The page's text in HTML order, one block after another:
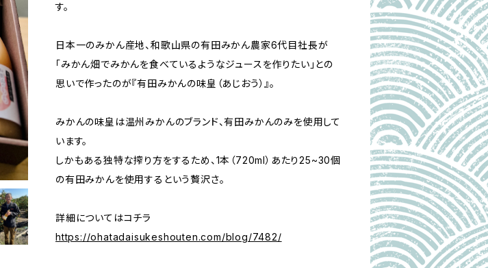
す。
日本一のみかん産地、和歌山県の有田みかん農家6代目社長が
「みかん畑でみかんを食べているようなジュースを作りたい」との
思いで作ったのが『有田みかんの味皇（あじおう）』。
みかんの味皇は温州みかんのブランド、有田みかんのみを使用して
います。
しかもある独特な搾り方をするため、1本（720ml）あたり25~30個
の有田みかんを使用するという贅沢さ。
詳細についてはコチラ
https://ohatadaisukeshouten.com/blog/7482/